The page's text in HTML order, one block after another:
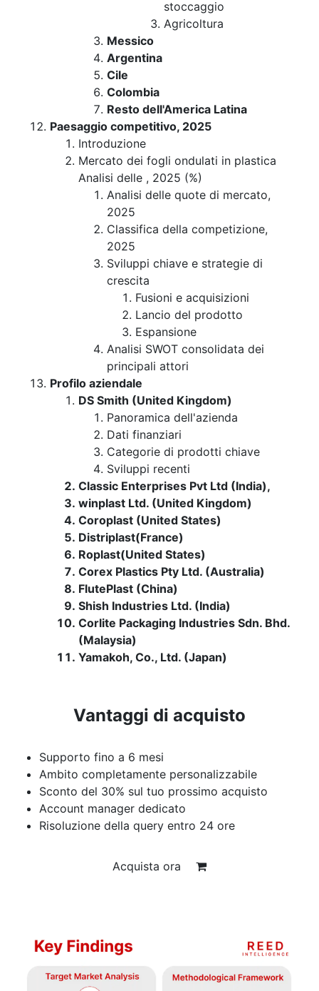
stoccaggio
Agricoltura
Messico
Argentina
Cile
Colombia
Resto dell'America Latina
Paesaggio competitivo, 2025
Introduzione
Mercato dei fogli ondulati in plastica
Analisi delle , 2025 (%)
Analisi delle quote di mercato,
2025
Classifica della competizione,
2025
Sviluppi chiave e strategie di
crescita
Fusioni e acquisizioni
Lancio del prodotto
Espansione
Analisi SWOT consolidata dei
principali attori
Profilo aziendale
DS Smith (United Kingdom)
Panoramica dell'azienda
Dati finanziari
Categorie di prodotti chiave
Sviluppi recenti
Classic Enterprises Pvt Ltd (India),
winplast Ltd. (United Kingdom)
Coroplast (United States)
Distriplast(France)
Roplast(United States)
Corex Plastics Pty Ltd. (Australia)
FlutePlast (China)
Shish Industries Ltd. (India)
Corlite Packaging Industries Sdn. Bhd.
(Malaysia)
Yamakoh, Co., Ltd. (Japan)
Vantaggi di acquisto
Supporto fino a 6 mesi
Ambito completamente personalizzabile
Sconto del 30% sul tuo prossimo acquisto
Account manager dedicato
Risoluzione della query entro 24 ore
Acquista ora